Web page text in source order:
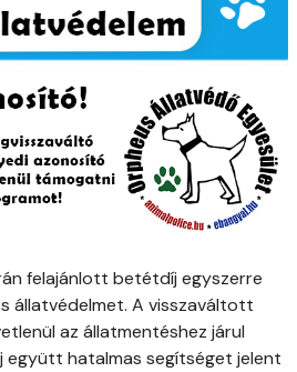
felajánlott betétdíj egyszerre
állatvédelmet. A visszaváltott
az állatmentéshez járul
együtt hatalmas segítséget jelent